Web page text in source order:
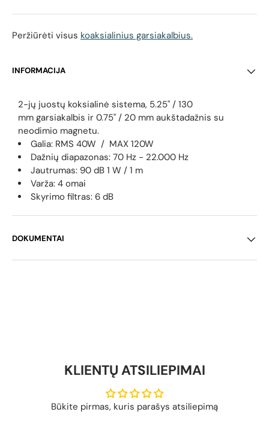
Peržiūrėti visus koaksialinius garsiakalbius.
INFORMACIJA
2-jų juostų koksialinė sistema, 5.25" / 130
mm garsiakalbis ir 0.75" / 20 mm aukštadažnis su
neodimio magnetu.
Galia: RMS 40W / MAX 120W
Dažnių diapazonas: 70 Hz - 22.000 Hz
Jautrumas: 90 dB 1 W / 1 m
Varža: 4 omai
Skyrimo filtras: 6 dB
DOKUMENTAI
KLIENTŲ ATSILIEPIMAI
Būkite pirmas, kuris parašys atsiliepimą